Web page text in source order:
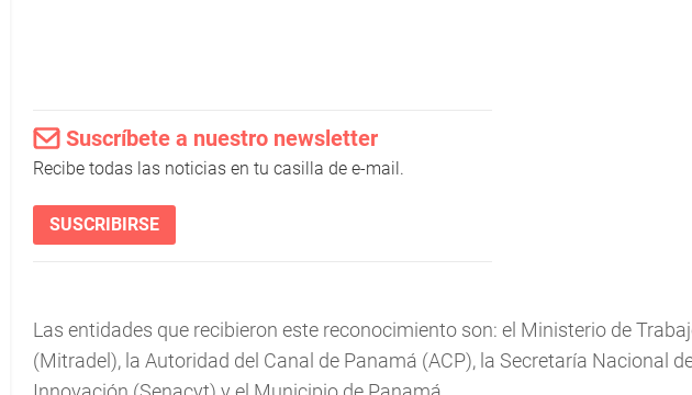
Suscríbete a nuestro newsletter
Recibe todas las noticias en tu casilla de e-mail.
SUSCRIBIRSE
Las entidades que recibieron este reconocimiento son: el Ministerio de
(Mitradel), la Autoridad del Canal de Panamá (ACP), la Secretaría Nacional